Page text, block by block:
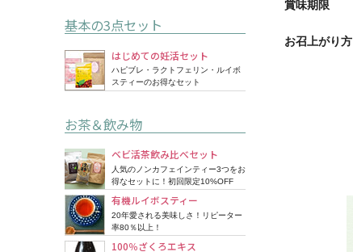
基本の3点セット
はじめての妊活セット
ハピブレ・ラクトフェリン・ルイボ
スティーのお得なセット
お茶＆飲み物
ベビ活茶飲み比べセット
人気のノンカフェインティー3つをお
得なセットに！初回限定10%OFF
有機ルイボスティー
20年愛される美味しさ！リピーター
率80％以上！
100％ざくろエキス
賞味期限
お召上がり方